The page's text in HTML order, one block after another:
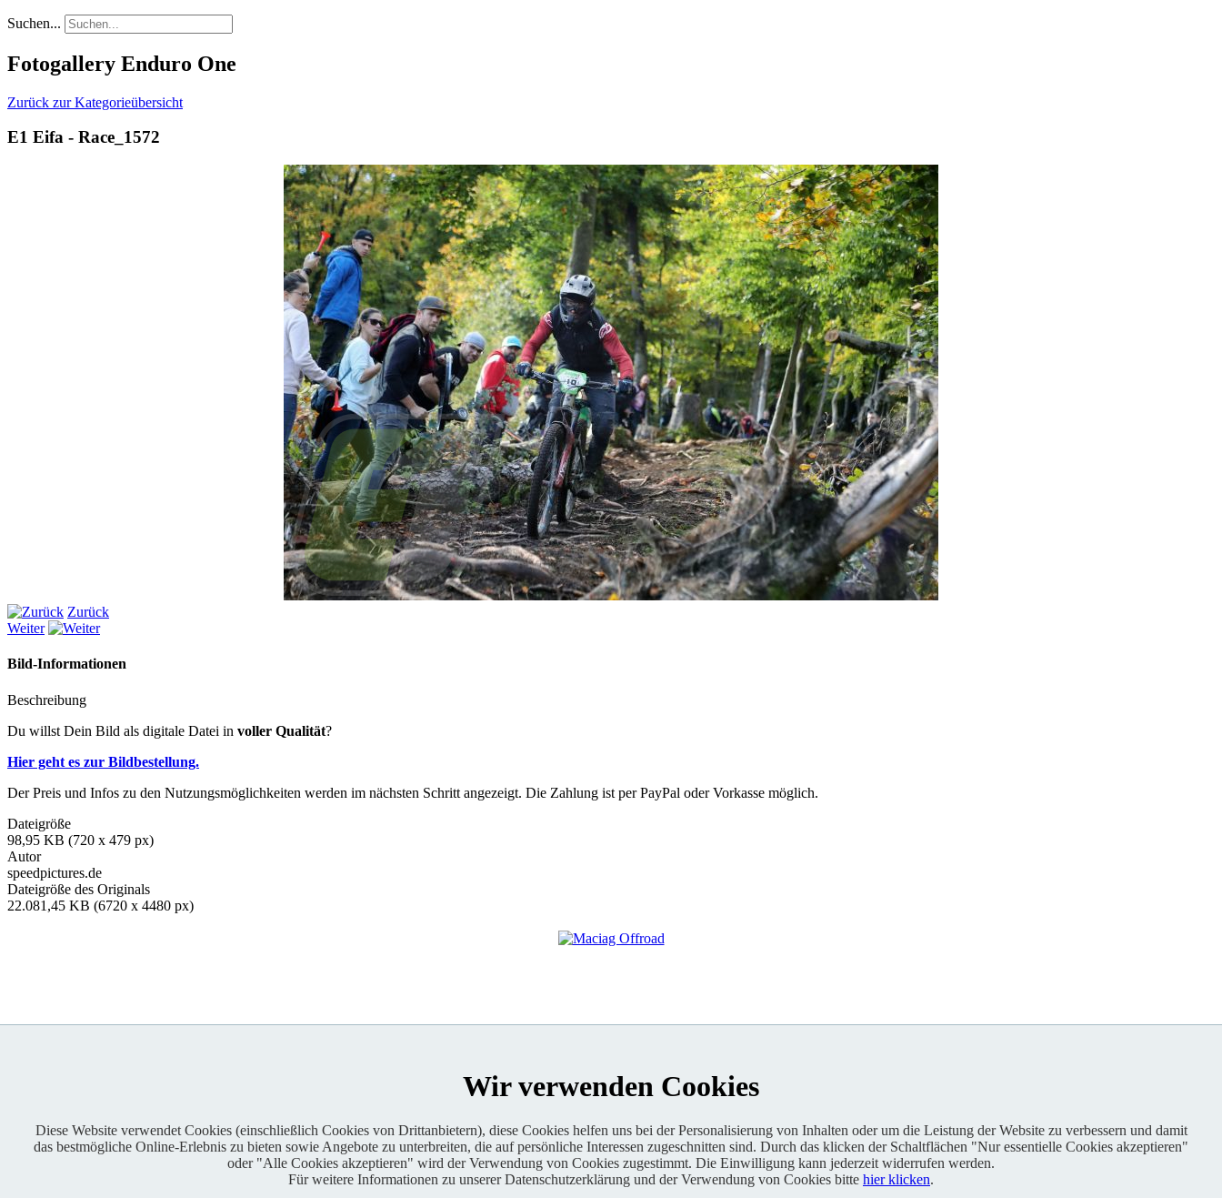
Suchen...
Fotogallery Enduro One
Zurück zur Kategorieübersicht
E1 Eifa - Race_1572
Zurück
Weiter
Bild-Informationen
Beschreibung
Du willst Dein Bild als digitale Datei in voller Qualität?
Hier geht es zur Bildbestellung.
Der Preis und Infos zu den Nutzungsmöglichkeiten werden im nächsten Schritt angezeigt. Die Zahlung ist per PayPal oder Vorkasse möglich.
Dateigröße
98,95 KB (720 x 479 px)
Autor
speedpictures.de
Dateigröße des Originals
22.081,45 KB (6720 x 4480 px)
Enduro One Series Partner
Wir verwenden Cookies
Diese Website verwendet Cookies (einschließlich Cookies von Drittanbietern), diese Cookies helfen uns bei der Personalisierung von Inhalten oder um die Leistung der Website zu verbessern und damit
das bestmögliche Online-Erlebnis zu bieten sowie Angebote zu unterbreiten, die auf persönliche Interessen zugeschnitten sind. Durch das klicken der Schaltflächen "Nur essentielle Cookies akzeptieren"
oder "Alle Cookies akzeptieren" wird der Verwendung von Cookies zugestimmt. Die Einwilligung kann jederzeit widerrufen werden.
Für weitere Informationen zu unserer Datenschutzerklärung und der Verwendung von Cookies bitte hier klicken.